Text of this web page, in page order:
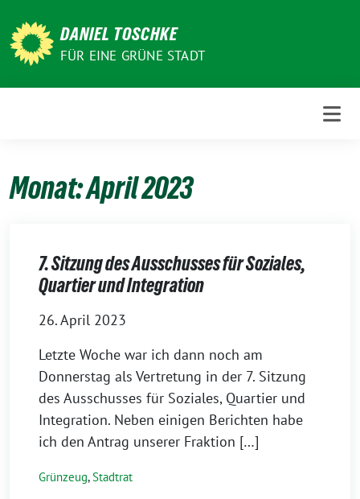
zum
Inhalt
DANIEL TOSCHKE
FÜR EINE GRÜNE STADT
Monat:April 2023
7. Sitzung des Ausschusses für Soziales,
Quartier und Integration
26. April 2023
Letzte Woche war ich dann noch am
Donnerstag als Vertretung in der 7. Sitzung
des Ausschusses für Soziales, Quartier und
Integration. Neben einigen Berichten habe
ich den Antrag unserer Fraktion […]
Grünzeug,Stadtrat